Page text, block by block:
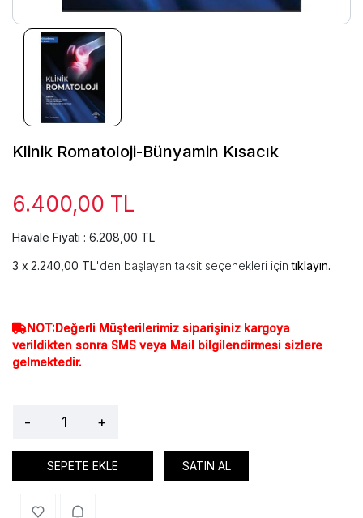
Klinik Romatoloji-Bünyamin Kısacık
6.400,00 TL
Havale Fiyatı : 6.208,00 TL
2.240,00 TL'den başlayan taksit seçenekleri içintıklayın.
NOT:Değerli Müşterilerimiz siparişiniz kargoya
verildikten sonra SMS veya Mail bilgilendirmesi sizlere
gelmektedir.
- +
SEPETE EKLE SATIN AL